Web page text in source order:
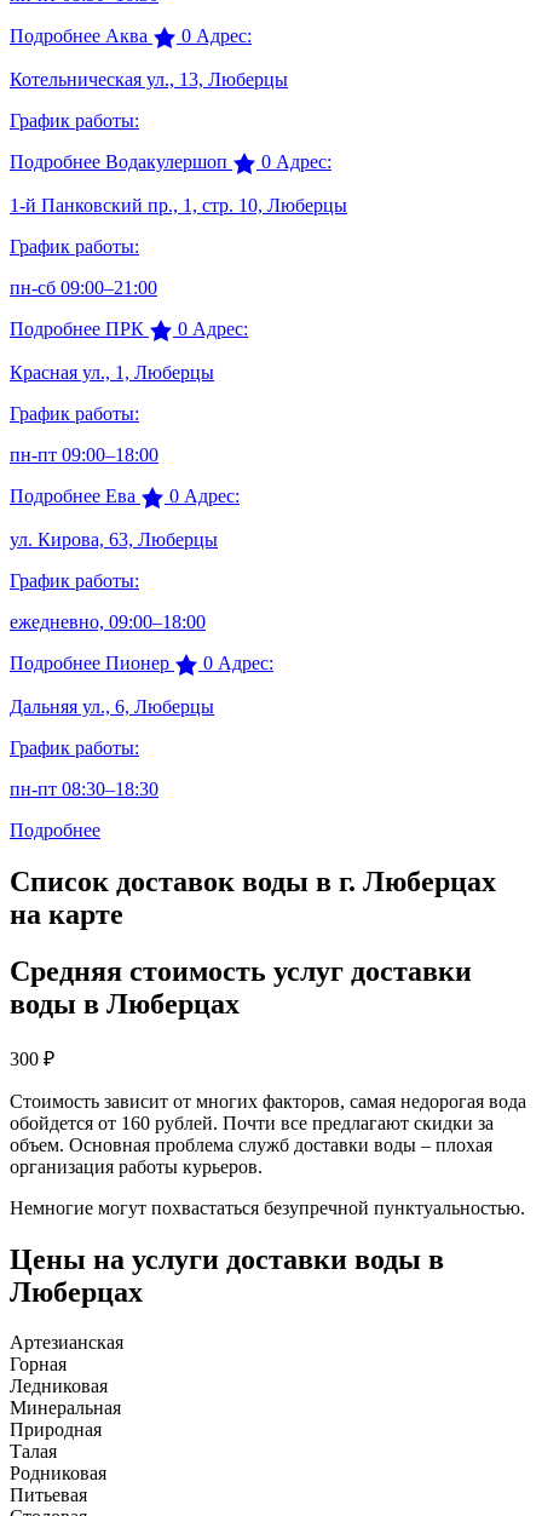
Подробнее Аква 0 Адрес:
Котельническая ул., 13, Люберцы
График работы:
Подробнее Водакулершоп 0 Адрес:
1-й Панковский пр., 1, стр. 10, Люберцы
График работы:
пн-сб 09:00–21:00
Подробнее ПРК 0 Адрес:
Красная ул., 1, Люберцы
График работы:
пн-пт 09:00–18:00
Подробнее Ева 0 Адрес:
ул. Кирова, 63, Люберцы
График работы:
ежедневно, 09:00–18:00
Подробнее Пионер 0 Адрес:
Дальняя ул., 6, Люберцы
График работы:
пн-пт 08:30–18:30
Подробнее
Список доставок воды в г. Люберцах
на карте
Средняя стоимость услуг доставки
воды в Люберцах
300 ₽
Стоимость зависит от многих факторов, самая недорогая вода
обойдется от 160 рублей. Почти все предлагают скидки за
объем. Основная проблема служб доставки воды – плохая
организация работы курьеров.
Немногие могут похвастаться безупречной пунктуальностью.
Цены на услуги доставки воды в
Люберцах
Артезианская
Горная
Ледниковая
Минеральная
Природная
Талая
Родниковая
Питьевая